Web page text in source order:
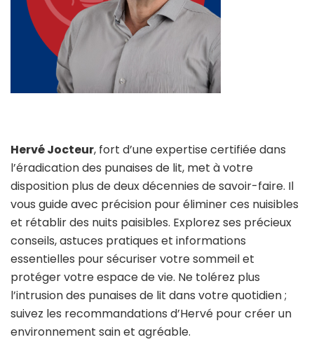
Hervé Jocteur, fort d’une expertise certifiée dans
l’éradication des punaises de lit, met à votre
disposition plus de deux décennies de savoir-faire. Il
vous guide avec précision pour éliminer ces nuisibles
et rétablir des nuits paisibles. Explorez ses précieux
conseils, astuces pratiques et informations
essentielles pour sécuriser votre sommeil et
protéger votre espace de vie. Ne tolérez plus
l’intrusion des punaises de lit dans votre quotidien ;
suivez les recommandations d’Hervé pour créer un
environnement sain et agréable.